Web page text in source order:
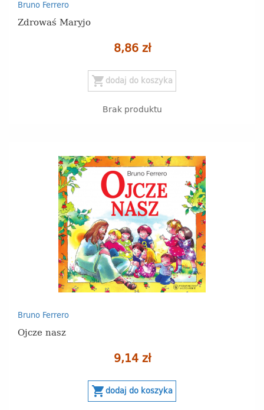
Bruno Ferrero
Zdrowaś Maryjo
8,86 zł
shopping_cart dodaj do koszyka
Brak produktu
Bruno Ferrero
Ojcze nasz
9,14 zł
shopping_cartdodaj do koszyka